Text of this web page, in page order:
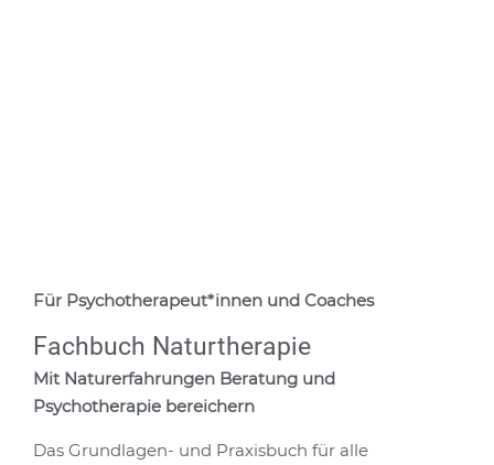
Für Psychotherapeut*innen und Coaches
Fachbuch Naturtherapie
Mit Naturerfahrungen Beratung und
Psychotherapie bereichern
Das Grundlagen- und Praxisbuch für alle